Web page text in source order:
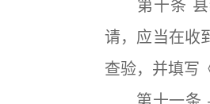
第十条 县
请，应当在收
查验，并填写